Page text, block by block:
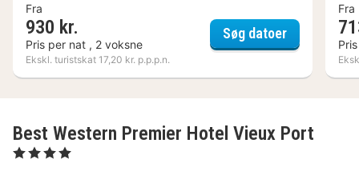
Fra
930 kr.
Pris per nat , 2 voksne
Ekskl. turistskat 17,20 kr. p.p.p.n.
Søg datoerHotel La
Fra
Best Western Premier Hotel Vieux Port
, 4 Stjerner